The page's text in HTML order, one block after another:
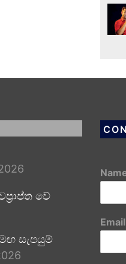
වේ
සැපයුම්
Email